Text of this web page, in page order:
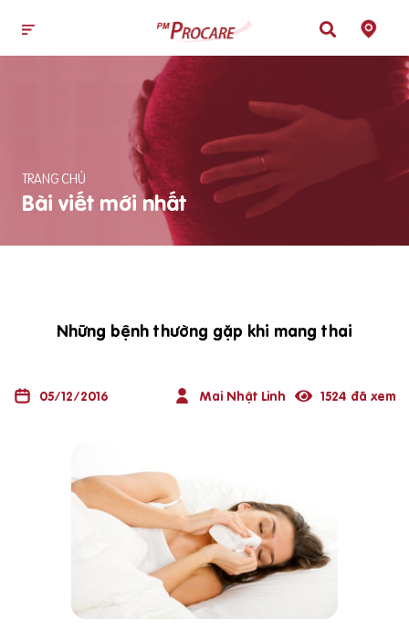
TRANG CHỦ
Bài viết mới nhất
Những bệnh thường gặp khi mang thai
05/12/2016 Mai Nhật Linh 1524 đã xem